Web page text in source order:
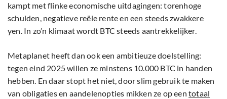
kampt met flinke economische uitdagingen: torenhoge
schulden, negatieve reële rente en een steeds zwakkere
yen. In zo’n klimaat wordt BTC steeds aantrekkelijker.
Metaplanet heeft dan ook een ambitieuze doelstelling:
tegen eind 2025 willen ze minstens 10.000 BTC in handen
hebben. En daar stopt het niet, door slim gebruik te maken
van obligaties en aandelenopties mikken ze op eentotaal